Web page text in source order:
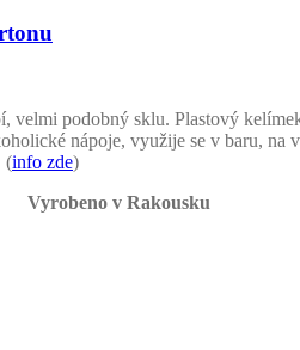
podobný sklu. Plastový
nápoje, využije se v baru, na
(info zde)
Vyrobeno v Rakousku